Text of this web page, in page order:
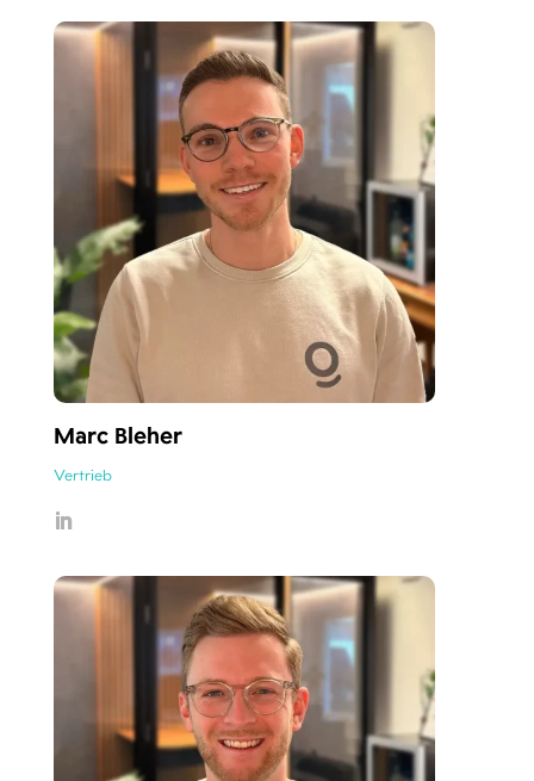
Marc Bleher
Vertrieb